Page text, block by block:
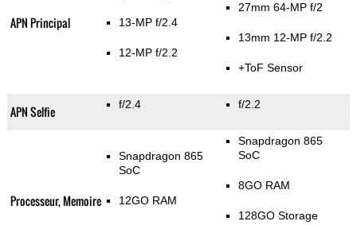
APN Principal 13-MP f/2.4
12-MP f/2.2
27mm 64-MP f/2
13mm 12-MP f/2.2
+ToF Sensor
APN Selfie f/2.4 f/2.2
Processeur, Memoire
Snapdragon 865
SoC
12GO RAM
Snapdragon 865
SoC
8GO RAM
128GO Storage